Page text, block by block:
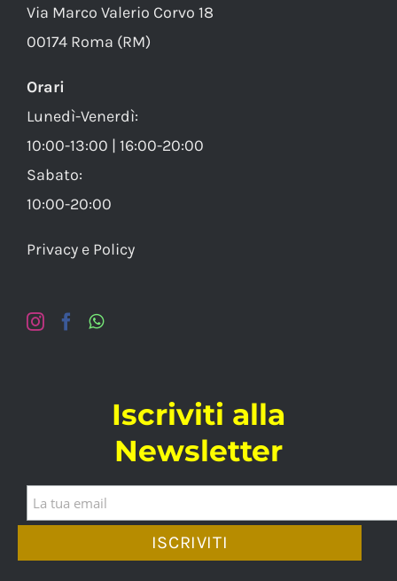
Via Marco Valerio Corvo 18
00174 Roma (RM)
Orari
Lunedì-Venerdì:
10:00-13:00 | 16:00-20:00
Sabato:
10:00-20:00
Privacy e Policy
Iscriviti alla
Newsletter